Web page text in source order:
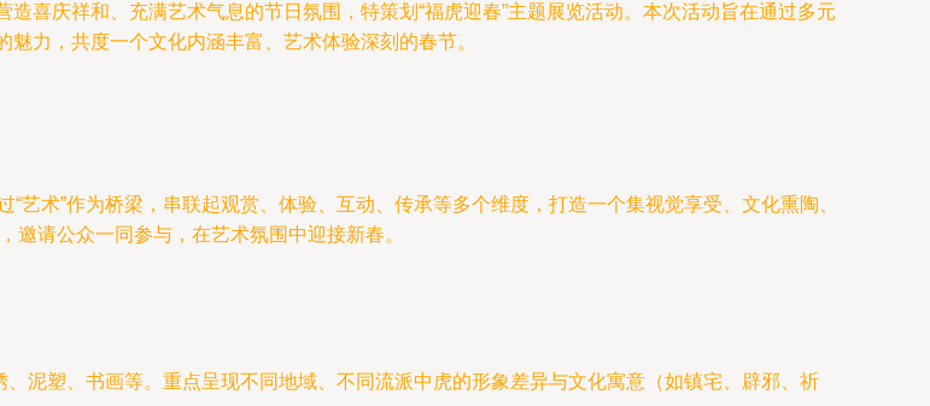
喜庆祥和、充满艺术气息的节日氛围，特策划“福虎迎春”主题展览活动。本次活动旨在通过多元
力，共度一个文化内涵丰富、艺术体验深刻的春节。
“艺术”作为桥梁，串联起观赏、体验、互动、传承等多个维度，打造一个集视觉享受、文化熏陶、
邀请公众一同参与，在艺术氛围中迎接新春。
泥塑、书画等。重点呈现不同地域、不同流派中虎的形象差异与文化寓意（如镇宅、辟邪、祈